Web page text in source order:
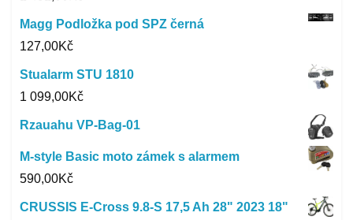
Magg Podložka pod SPZ černá
127,00Kč
Stualarm STU 1810
1 099,00Kč
Rzauahu VP-Bag-01
M-style Basic moto zámek s alarmem
590,00Kč
CRUSSIS E-Cross 9.8-S 17,5 Ah 28" 2023 18"